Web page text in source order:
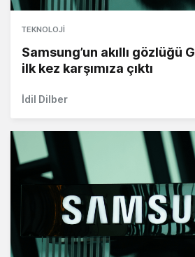
TEKNOLOJI
Samsung’un akıllı gözlüğü
ilk kez karşımıza çıktı
İdil Dilber